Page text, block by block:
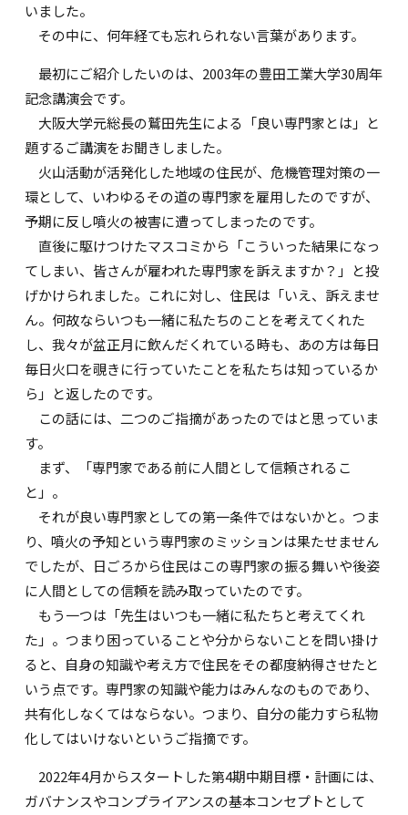
いました。
その中に、何年経ても忘れられない言葉があります。
最初にご紹介したいのは、2003年の豊田工業大学30周年
記念講演会です。
大阪大学元総長の鷲田先生による「良い専門家とは」と
題するご講演をお聞きしました。
火山活動が活発化した地域の住民が、危機管理対策の一
環として、いわゆるその道の専門家を雇用したのですが、
予期に反し噴火の被害に遭ってしまったのです。
直後に駆けつけたマスコミから「こういった結果になっ
てしまい、皆さんが雇われた専門家を訴えますか？」と投
げかけられました。これに対し、住民は「いえ、訴えませ
ん。何故ならいつも一緒に私たちのことを考えてくれた
し、我々が盆正月に飲んだくれている時も、あの方は毎日
毎日火口を覗きに行っていたことを私たちは知っているか
ら」と返したのです。
この話には、二つのご指摘があったのではと思っていま
す。
まず、「専門家である前に人間として信頼されるこ
と」。
それが良い専門家としての第一条件ではないかと。つま
り、噴火の予知という専門家のミッションは果たせません
でしたが、日ごろから住民はこの専門家の振る舞いや後姿
に人間としての信頼を読み取っていたのです。
もう一つは「先生はいつも一緒に私たちと考えてくれ
た」。つまり困っていることや分からないことを問い掛け
ると、自身の知識や考え方で住民をその都度納得させたと
いう点です。専門家の知識や能力はみんなのものであり、
共有化しなくてはならない。つまり、自分の能力すら私物
化してはいけないというご指摘です。
2022年4月からスタートした第4期中期目標・計画には、
ガバナンスやコンプライアンスの基本コンセプトとして